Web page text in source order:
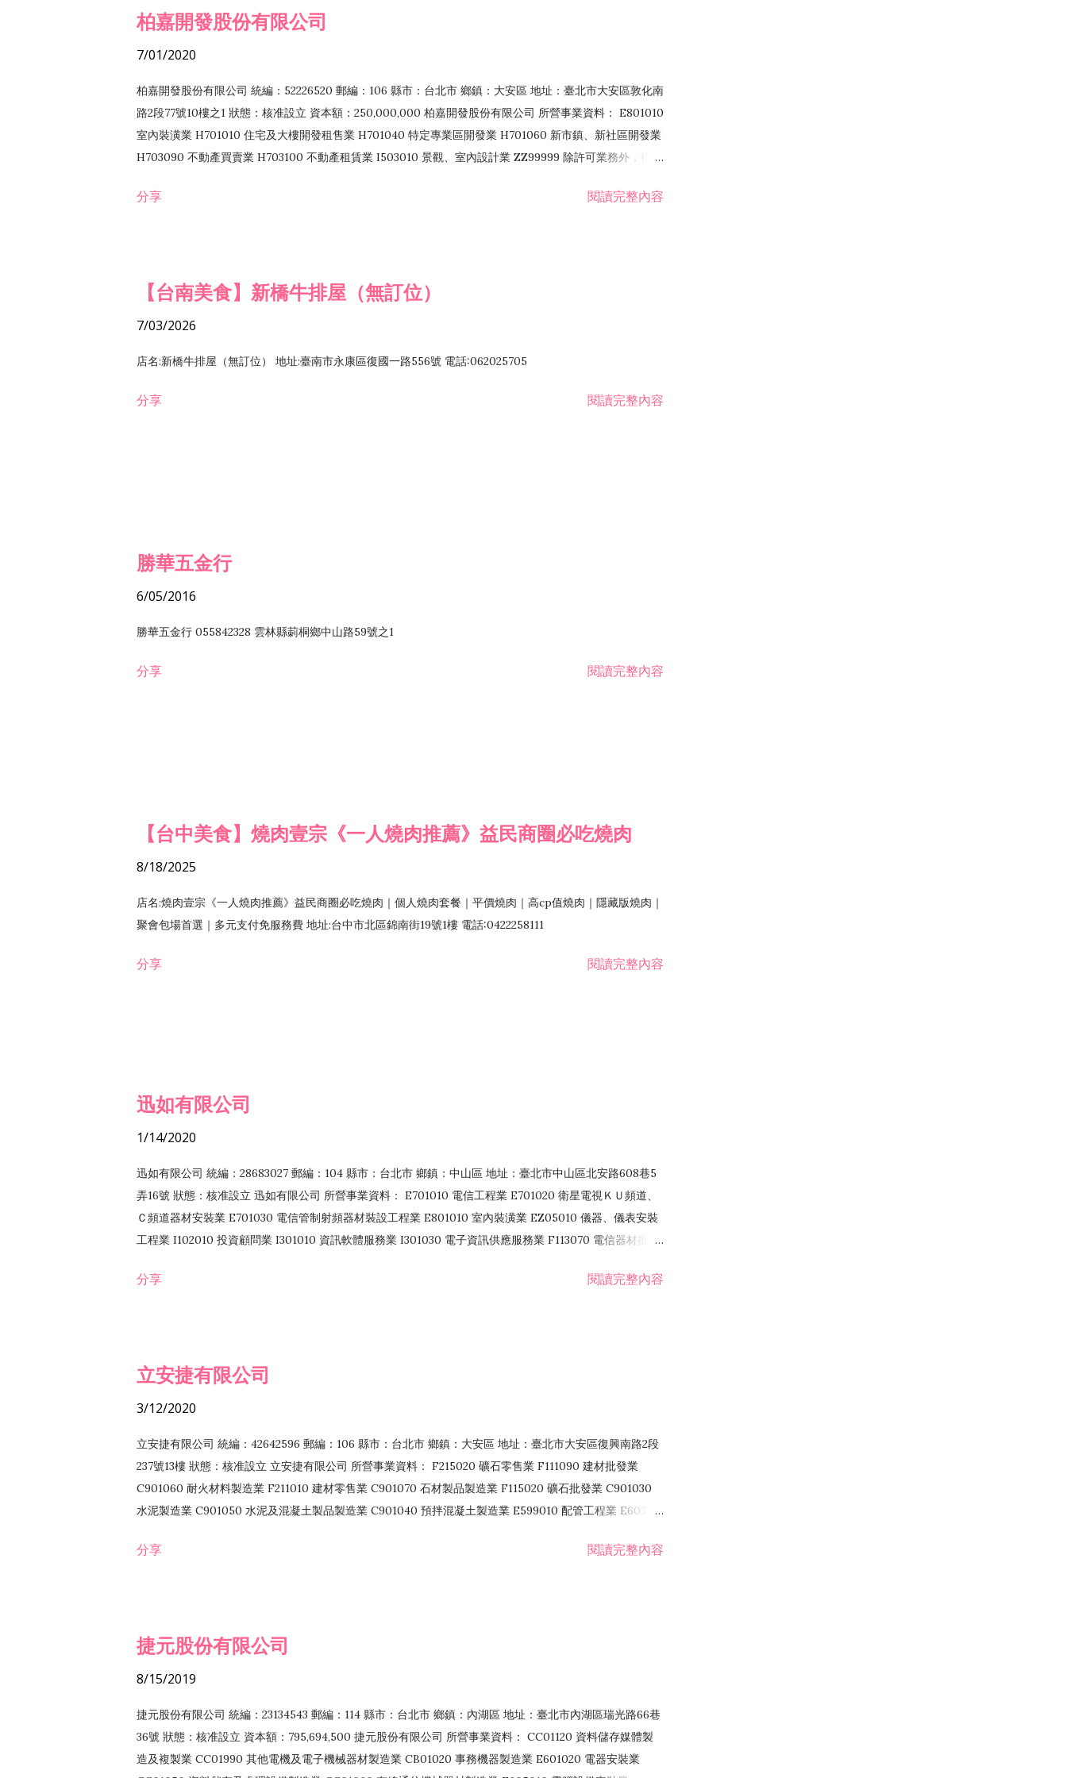
柏嘉開發股份有限公司
7/01/2020
柏嘉開發股份有限公司 統編：52226520 郵編：106 縣市：台北市 鄉鎮：大安區 地址：臺北市大安區敦化南
路2段77號10樓之1 狀態：核准設立 資本額：250,000,000 柏嘉開發股份有限公司 所營事業資料： E801010
室內裝潢業 H701010 住宅及大樓開發租售業 H701040 特定專業區開發業 H701060 新市鎮、新社區開發業
H703090 不動產買賣業 H703100 不動產租賃業 I503010 景觀、室內設計業 ZZ99999 除許可業務外，得經
分享 閱讀完整內容
【台南美食】新橋牛排屋（無訂位）
7/03/2026
店名:新橋牛排屋（無訂位） 地址:臺南市永康區復國一路556號 電話:062025705
分享 閱讀完整內容
勝華五金行
6/05/2016
勝華五金行 055842328 雲林縣莿桐鄉中山路59號之1
分享 閱讀完整內容
【台中美食】燒肉壹宗《一人燒肉推薦》益民商圈必吃燒肉
8/18/2025
店名:燒肉壹宗《一人燒肉推薦》益民商圈必吃燒肉｜個人燒肉套餐｜平價燒肉｜高cp值燒肉｜隱藏版燒肉｜
聚會包場首選｜多元支付免服務費 地址:台中市北區錦南街19號1樓 電話:0422258111
分享 閱讀完整內容
迅如有限公司
1/14/2020
迅如有限公司 統編：28683027 郵編：104 縣市：台北市 鄉鎮：中山區 地址：臺北市中山區北安路608巷5
弄16號 狀態：核准設立 迅如有限公司 所營事業資料： E701010 電信工程業 E701020 衛星電視ＫＵ頻道、
Ｃ頻道器材安裝業 E701030 電信管制射頻器材裝設工程業 E801010 室內裝潢業 EZ05010 儀器、儀表安裝
工程業 I102010 投資顧問業 I301010 資訊軟體服務業 I301030 電子資訊供應服務業 F113070 電信器材批發
務 F102030 菸酒批發業 F203020 菸酒零售業 F401171 酒類輸入業
分享 閱讀完整內容
立安捷有限公司
3/12/2020
立安捷有限公司 統編：42642596 郵編：106 縣市：台北市 鄉鎮：大安區 地址：臺北市大安區復興南路2段
237號13樓 狀態：核准設立 立安捷有限公司 所營事業資料： F215020 礦石零售業 F111090 建材批發業
C901060 耐火材料製造業 F211010 建材零售業 C901070 石材製品製造業 F115020 礦石批發業 C901030
水泥製造業 C901050 水泥及混凝土製品製造業 C901040 預拌混凝土製造業 E599010 配管工程業 E603110
EZ99990 其他工程業 F102170 食品什貨批發業 F106020 日常用品批發業 F108031 醫療器材批發業
分享 閱讀完整內容
捷元股份有限公司
8/15/2019
捷元股份有限公司 統編：23134543 郵編：114 縣市：台北市 鄉鎮：內湖區 地址：臺北市內湖區瑞光路66巷
36號 狀態：核准設立 資本額：795,694,500 捷元股份有限公司 所營事業資料： CC01120 資料儲存媒體製
造及複製業 CC01990 其他電機及電子機械器材製造業 CB01020 事務機器製造業 E601020 電器安裝業